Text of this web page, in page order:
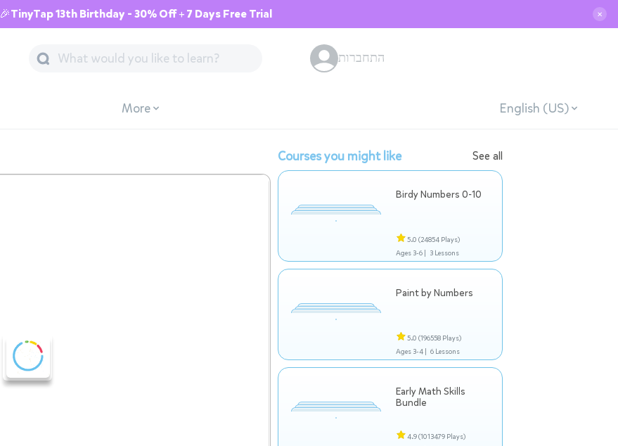
🎉TinyTap 13th Birthday - 30% Off + 7 Days Free Trial ✕
התחברות
More English (US)
Courses you might like See all
Birdy Numbers 0-10
5.0 (24854 Plays)
Ages 3-6 | 3 Lessons
Paint by Numbers
5.0 (196558 Plays)
Ages 3-4 | 6 Lessons
Early Math Skills
Bundle
4.9(1013479 Plays)